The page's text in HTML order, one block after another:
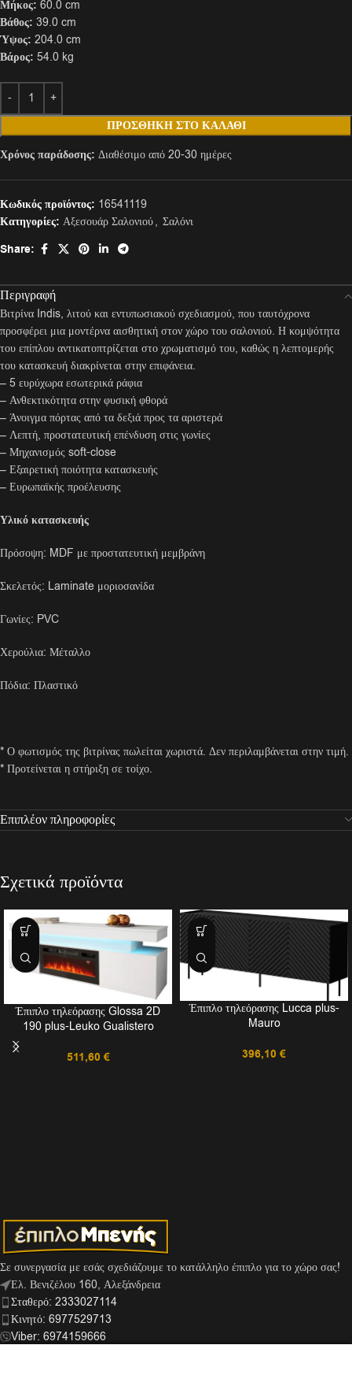
Μήκος: 60.0 cm
Βάθος: 39.0 cm
Ύψος: 204.0 cm
Βάρος: 54.0 kg
ΠΡΟΣΘΉΚΗ ΣΤΟ ΚΑΛΆΘΙ
Χρόνος παράδοσης: Διαθέσιμο από 20-30 ημέρες
Κωδικός προϊόντος: 16541119
Κατηγορίες: Αξεσουάρ Σαλονιού, Σαλόνι
Share:
Περιγραφή
Βιτρίνα Indis, λιτού και εντυπωσιακού σχεδιασμού, που ταυτόχρονα
προσφέρει μια μοντέρνα αισθητική στον χώρο του σαλονιού. Η κομψότητα
του επίπλου αντικατοπτρίζεται στο χρωματισμό του, καθώς η λεπτομερής
του κατασκευή διακρίνεται στην επιφάνεια.
– 5 ευρύχωρα εσωτερικά ράφια
– Ανθεκτικότητα στην φυσική φθορά
– Άνοιγμα πόρτας από τα δεξιά προς τα αριστερά
– Λεπτή, προστατευτική επένδυση στις γωνίες
– Μηχανισμός soft-close
– Εξαιρετική ποιότητα κατασκευής
– Ευρωπαϊκής προέλευσης
Υλικό κατασκευής
Πρόσοψη: MDF με προστατευτική μεμβράνη
Σκελετός: Laminate μοριοσανίδα
Γωνίες: PVC
Χερούλια: Μέταλλο
Πόδια: Πλαστικό
* Ο φωτισμός της βιτρίνας πωλείται χωριστά. Δεν περιλαμβάνεται στην τιμή.
* Προτείνεται η στήριξη σε τοίχο.
Επιπλέον πληροφορίες
Σχετικά προϊόντα
Έπιπλο τηλεόρασης Glossa 2D
190 plus-Leuko Gualistero
511,60 €
Έπιπλο τηλεόρασης Lucca plus-
Mauro
396,10 €
Σε συνεργασία με εσάς σχεδιάζουμε το κατάλληλο έπιπλο για το χώρο σας!
Ελ. Βενιζέλου 160, Αλεξάνδρεια
Σταθερό: 2333027114
Κινητό: 6977529713
Viber: 6974159666